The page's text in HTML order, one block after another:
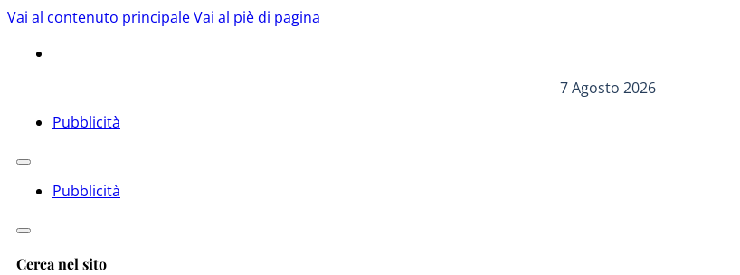
Vai al contenuto principaleVai al piè di pagina
7 Agosto 2026
Pubblicità
Pubblicità
Cerca nel sito